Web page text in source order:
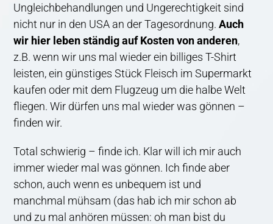
Ungleichbehandlungen und Ungerechtigkeit sind
nicht nur in den USA an der Tagesordnung.Auch
wir hier leben ständig auf Kosten von anderen,
z.B. wenn wir uns mal wieder ein billiges T-Shirt
leisten, ein günstiges Stück Fleisch im Supermarkt
kaufen oder mit dem Flugzeug um die halbe Welt
fliegen. Wir dürfen uns mal wieder was gönnen –
finden wir.
Total schwierig – finde ich. Klar will ich mir auch
immer wieder mal was gönnen. Ich finde aber
schon, auch wenn es unbequem ist und
manchmal mühsam (das hab ich mir schon ab
und zu mal anhören müssen: oh man bist du